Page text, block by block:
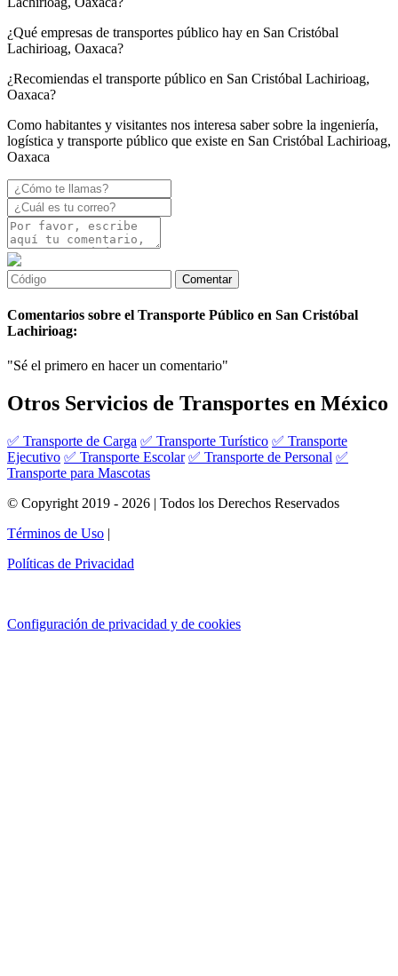
¿Qué empresas de transportes público hay en San Cristóbal
Lachirioag, Oaxaca?
¿Recomiendas el transporte público en San Cristóbal Lachirioag,
Oaxaca?
Como habitantes y visitantes nos interesa saber sobre la ingeniería,
logística y transporte público que existe en San Cristóbal Lachirioag,
Oaxaca
Comentarios sobre el Transporte Público en San Cristóbal
Lachirioag:
"Sé el primero en hacer un comentario"
Otros Servicios de Transportes en México
✅ Transporte de Carga ✅ Transporte Turístico ✅ Transporte
Ejecutivo ✅ Transporte Escolar ✅ Transporte de Personal ✅
Transporte para Mascotas
© Copyright 2019 - 2026 | Todos los Derechos Reservados
Términos de Uso |
Políticas de Privacidad
Configuración de privacidad y de cookies